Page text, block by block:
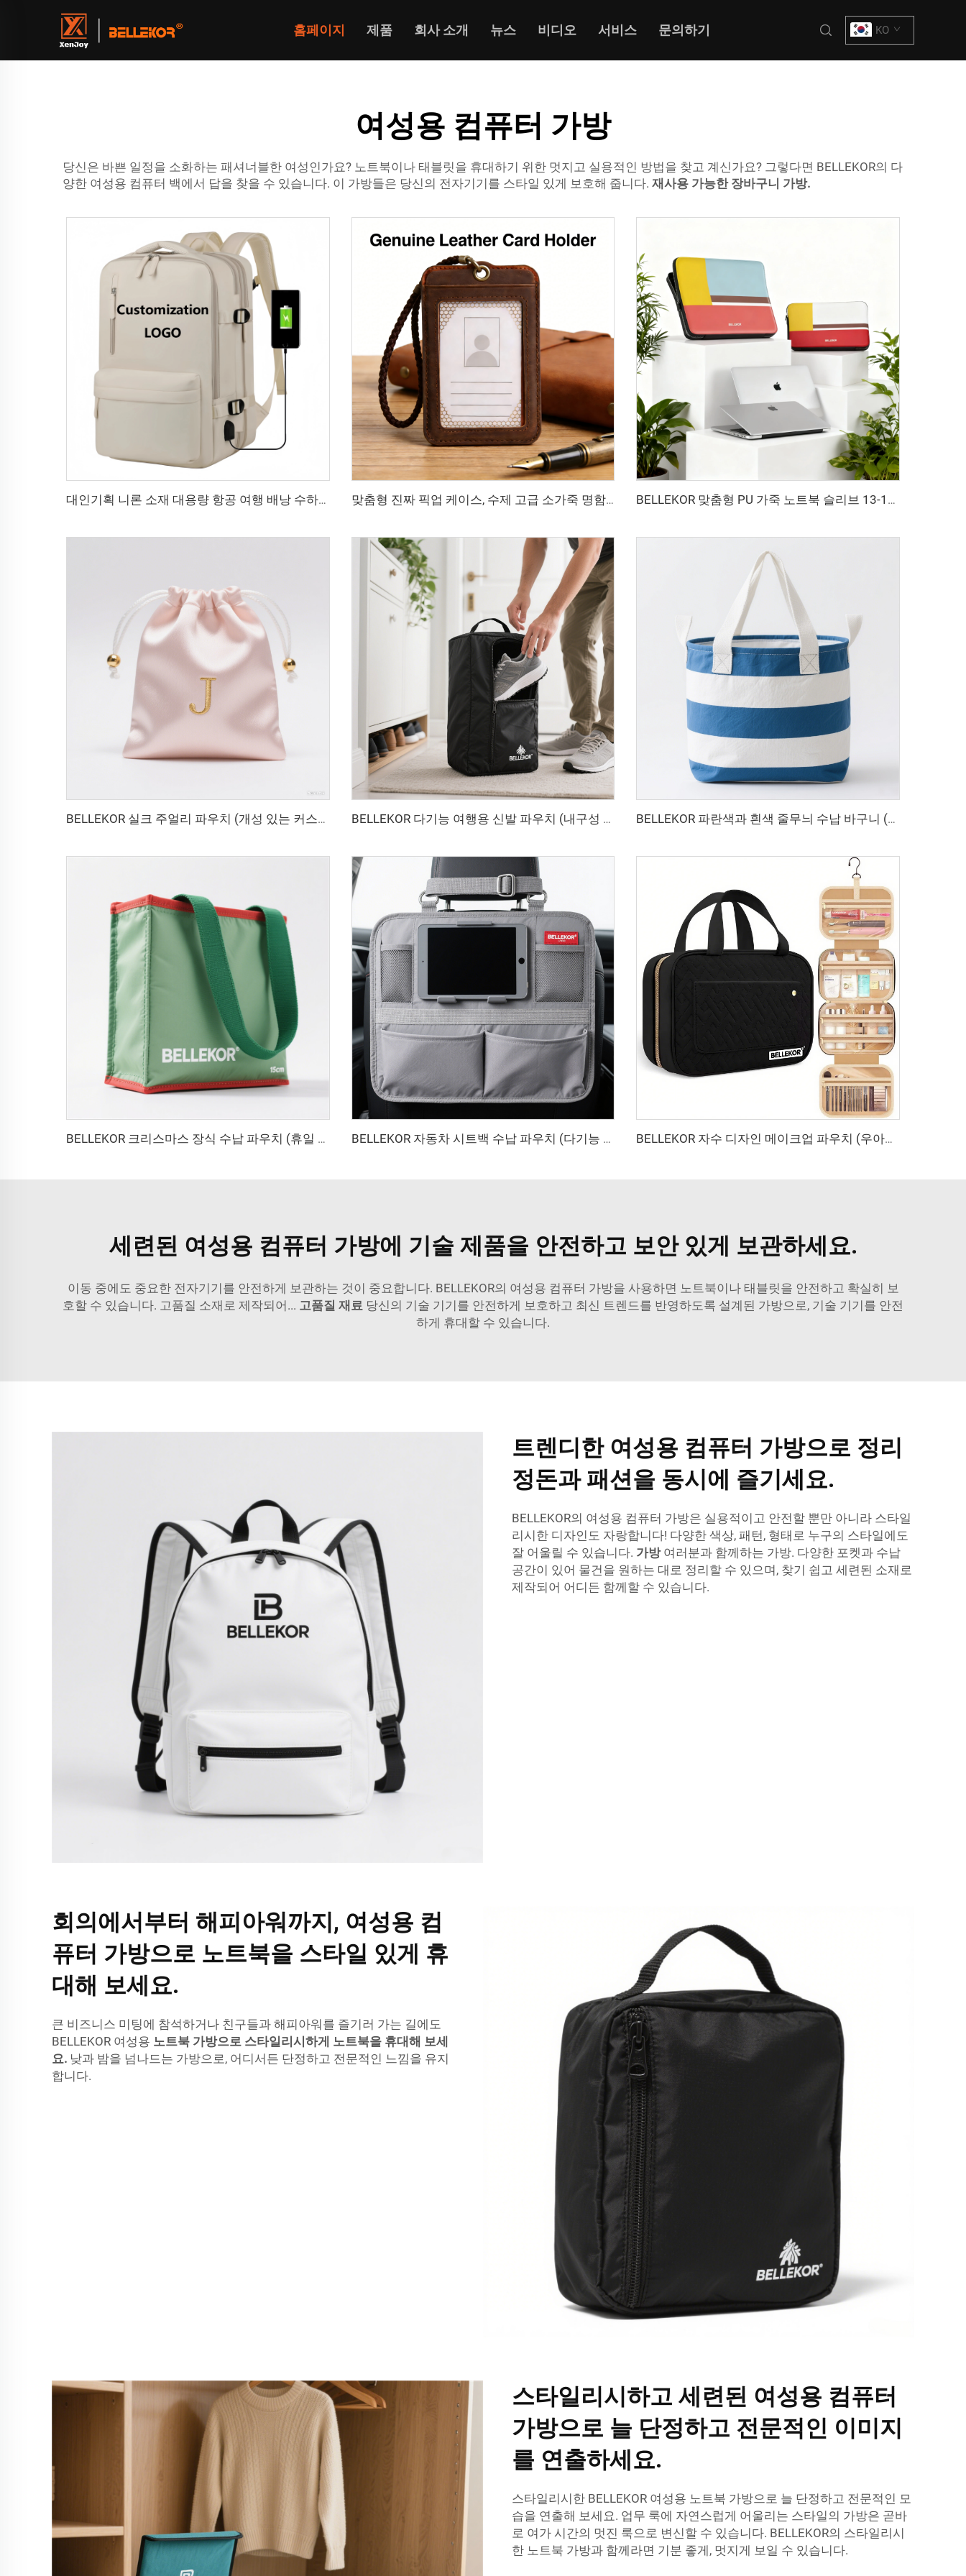
홈페이지 제품 회사 소개 뉴스 비디오 서비스 문의하기 KO
여성용 컴퓨터 가방
당신은 바쁜 일정을 소화하는 패셔너블한 여성인가요? 노트북이나 태블릿을 휴대하기 위한 멋지고 실용적인 방법을 찾고 계신가요? 그렇다면 BELLEKOR의 다
양한 여성용 컴퓨터 백에서 답을 찾을 수 있습니다. 이 가방들은 당신의 전자기기를 스타일 있게 보호해 줍니다. 재사용 가능한 장바구니 가방.
대인기획 니론 소재 대용량 항공 여행 배낭 수하물 반입 가능 확장형 방도둑 랩탑 배낭 (여성/남성용) 맞춤형 진짜 픽업 케이스, 수제 고급 소가죽 명함 홀더, 기업용 기념품 맞춤 로고 엠보싱 지원 BELLEKOR 맞춤형 PU 가죽 노트북 슬리브 13-14인치 | 프리미엄 스냅온 폴리오 커버 | 다채색 로고 디보스 가능
BELLEKOR 실크 주얼리 파우치 (개성 있는 커스터마이징 버전) BELLEKOR 다기능 여행용 신발 파우치 (내구성 및 방수 기능 버전) BELLEKOR 파란색과 흰색 줄무늬 수납 바구니 (집 다기능 모델)
BELLEKOR 크리스마스 장식 수납 파우치 (휴일 정리용 스타일) BELLEKOR 자동차 시트백 수납 파우치 (다기능 차량용 버전) BELLEKOR 자수 디자인 메이크업 파우치 (우아한 여행용 스타일)
세련된 여성용 컴퓨터 가방에 기술 제품을 안전하고 보안 있게 보관하세요.
이동 중에도 중요한 전자기기를 안전하게 보관하는 것이 중요합니다. BELLEKOR의 여성용 컴퓨터 가방을 사용하면 노트북이나 태블릿을 안전하고 확실히 보
호할 수 있습니다. 고품질 소재로 제작되어... 고품질 재료 당신의 기술 기기를 안전하게 보호하고 최신 트렌드를 반영하도록 설계된 가방으로, 기술 기기를 안전
하게 휴대할 수 있습니다.
트렌디한 여성용 컴퓨터 가방으로 정리
정돈과 패션을 동시에 즐기세요.
BELLEKOR의 여성용 컴퓨터 가방은 실용적이고 안전할 뿐만 아니라 스타일
리시한 디자인도 자랑합니다! 다양한 색상, 패턴, 형태로 누구의 스타일에도
잘 어울릴 수 있습니다. 가방 여러분과 함께하는 가방. 다양한 포켓과 수납
공간이 있어 물건을 원하는 대로 정리할 수 있으며, 찾기 쉽고 세련된 소재로
제작되어 어디든 함께할 수 있습니다.
회의에서부터 해피아워까지, 여성용 컴
퓨터 가방으로 노트북을 스타일 있게 휴
대해 보세요.
큰 비즈니스 미팅에 참석하거나 친구들과 해피아워를 즐기러 가는 길에도
BELLEKOR 여성용 노트북 가방으로 스타일리시하게 노트북을 휴대해 보세
요. 낮과 밤을 넘나드는 가방으로, 어디서든 단정하고 전문적인 느낌을 유지
합니다.
스타일리시하고 세련된 여성용 컴퓨터
가방으로 늘 단정하고 전문적인 이미지
를 연출하세요.
스타일리시한 BELLEKOR 여성용 노트북 가방으로 늘 단정하고 전문적인 모
습을 연출해 보세요. 업무 룩에 자연스럽게 어울리는 스타일의 가방은 곧바
로 여가 시간의 멋진 룩으로 변신할 수 있습니다. BELLEKOR의 스타일리시
한 노트북 가방과 함께라면 기분 좋게, 멋지게 보일 수 있습니다.